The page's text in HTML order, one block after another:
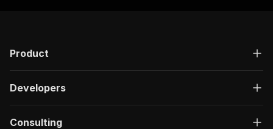
Product
Developers
Consulting